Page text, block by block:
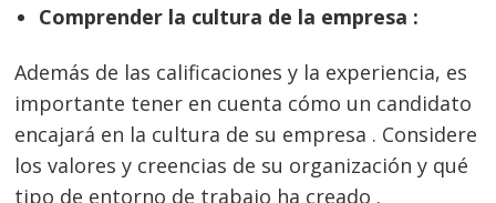
Comprender la cultura de la empresa :
Además de las calificaciones y la experiencia, es
importante tener en cuenta cómo un candidato
encajará en la cultura de su empresa . Considere
los valores y creencias de su organización y qué
tipo de entorno de trabajo ha creado .